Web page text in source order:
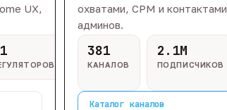
UX,
охватами, CPM и контактами
админов.
381
КАНАЛОВ
2.1M
ПОДПИСЧИКОВ
Каталог каналов